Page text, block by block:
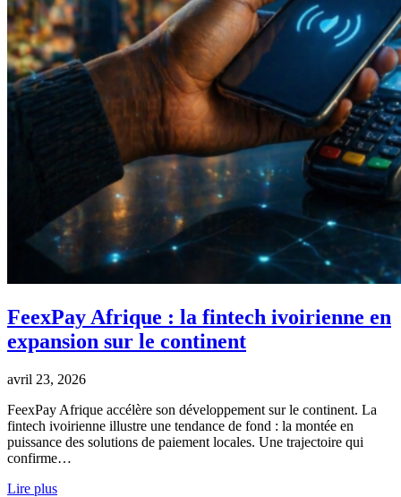
FeexPay Afrique : la fintech ivoirienne en
expansion sur le continent
avril 23, 2026
FeexPay Afrique accélère son développement sur le continent. La
fintech ivoirienne illustre une tendance de fond : la montée en
puissance des solutions de paiement locales. Une trajectoire qui
confirme…
Lire plus